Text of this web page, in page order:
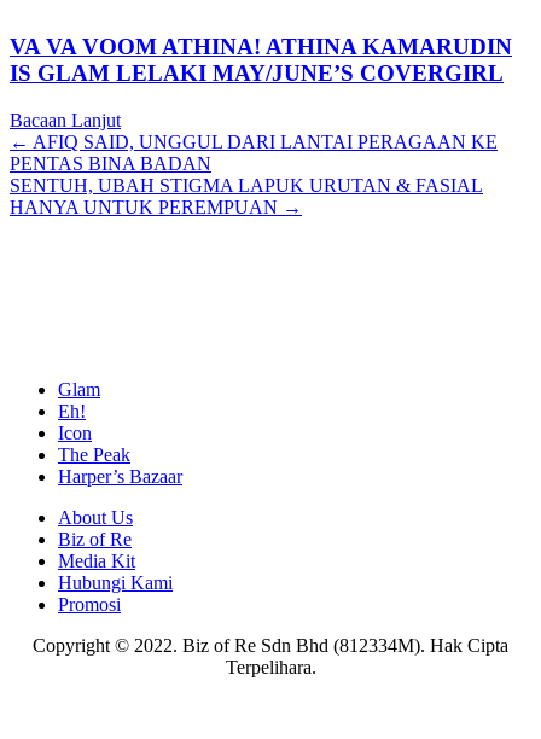
VA VA VOOM ATHINA! ATHINA KAMARUDIN
IS GLAM LELAKI MAY/JUNE’S COVERGIRL
Bacaan Lanjut
Posts
navigation
← AFIQ SAID, UNGGUL DARI LANTAI PERAGAAN KE
PENTAS BINA BADAN
SENTUH, UBAH STIGMA LAPUK URUTAN & FASIAL
HANYA UNTUK PEREMPUAN →
Glam
Eh!
Icon
The Peak
Harper’s Bazaar
About Us
Biz of Re
Media Kit
Hubungi Kami
Promosi
Copyright © 2022. Biz of Re Sdn Bhd (812334M). Hak Cipta
Terpelihara.